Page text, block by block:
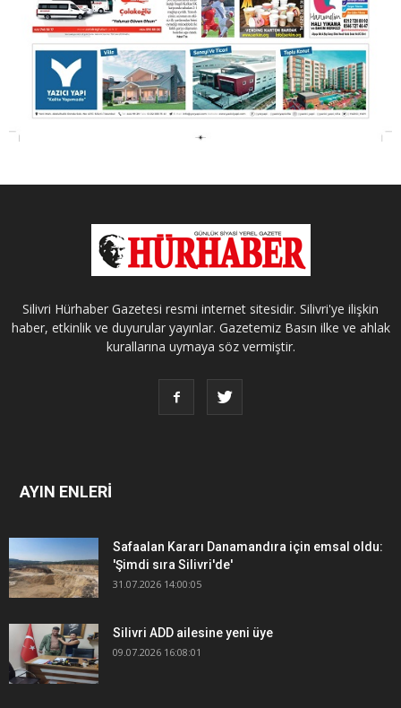
Silivri Hürhaber Gazetesi resmi internet sitesidir. Silivri'ye ilişkin
haber, etkinlik ve duyurular yayınlar. Gazetemiz Basın ilke ve ahlak
kurallarına uymaya söz vermiştir.
AYIN ENLERİ
Safaalan Kararı Danamandıra için emsal oldu:
'Şimdi sıra Silivri'de'
31.07.2026 14:00:05
Silivri ADD ailesine yeni üye
09.07.2026 16:08:01